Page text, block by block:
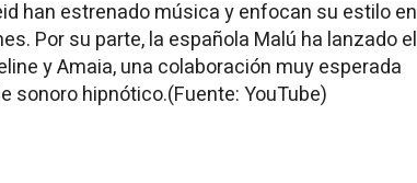
han estrenado música y enfocan su estilo en
Por su parte, la española Malú ha lanzado el
y Amaia, una colaboración muy esperada
sonoro hipnótico.(Fuente: YouTube)